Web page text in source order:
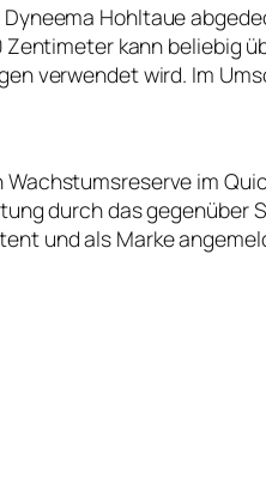
Hohltaue
kann
verwendet wird. Im
im
durch das gegenüber
und als Marke